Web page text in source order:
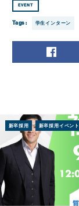
EVENT
Tags : 学生インターン
新卒採用 新卒採用イベント